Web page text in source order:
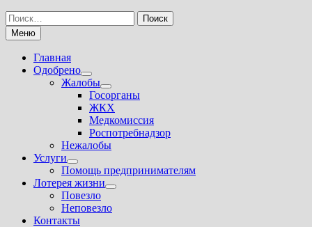
Найти:
Меню
Главная
Одобрено
Показать
подменю
Жалобы
Показать
подменю
Госорганы
ЖКХ
Медкомиссия
Роспотребнадзор
Нежалобы
Услуги
Показать
подменю
Помощь предпринимателям
Лотерея жизни
Показать
Повезло
Неповезло
Контакты